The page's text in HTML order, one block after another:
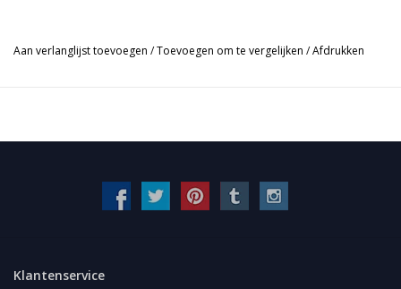
Aan verlanglijst toevoegen /Toevoegen om te vergelijken /Afdrukken
Klantenservice